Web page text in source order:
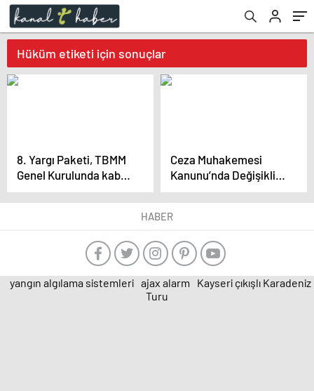
Hüküm etiketi için sonuçlar
8. Yargı Paketi, TBMM
Genel Kurulunda kabul
edildi
Ceza Muhakemesi
Kanunu’nda Değişiklik
Yapılmasına Dair
Kanun Teklifi Kabul
Edildi
HABER
yangın algılama sistemleri ajax alarm
Kayseri çıkışlı Karadeniz
Turu